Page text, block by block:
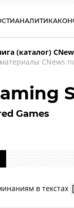
АНАЛИТИКА
(каталог)
CNews
Games
в текстах